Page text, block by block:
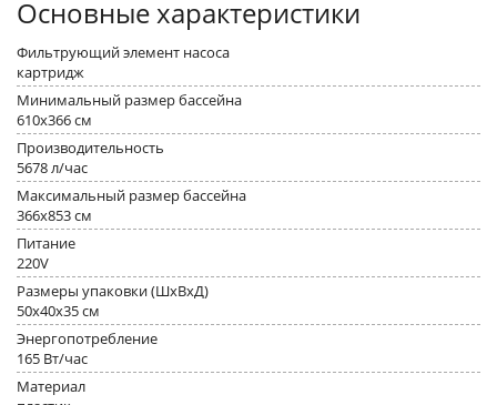
Основные характеристики
Фильтрующий элемент насоса
картридж
Минимальный размер бассейна
610x366 см
Производительность
5678 л/час
Максимальный размер бассейна
366x853 см
Питание
220V
Размеры упаковки (ШхВхД)
50x40x35 см
Энергопотребление
165 Вт/час
Материал